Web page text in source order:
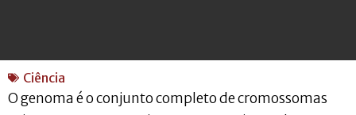
Ciência
O genoma é o conjunto completo de cromossomas